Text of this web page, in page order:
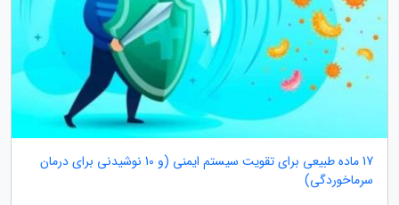
17 ماده طبیعی برای تقویت سیستم ایمنی (و 10 نوشیدنی برای درمان
سرماخوردگی)